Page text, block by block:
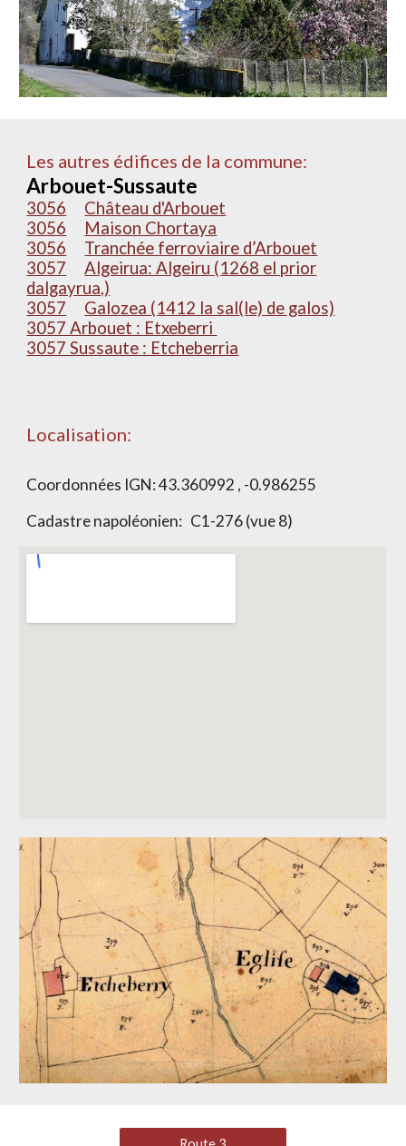
Les autres édifices de la commune:
Arbouet-Sussaute
3056
Château d'Arbouet
3056
Maison Chortaya
3056
Tranchée ferroviaire d’Arbouet
3057
Algeirua: Algeiru (1268 el prior
dalgayrua,)
3057
Galozea (1412 la sal(le) de galos)
3057 Arbouet : Etxeberri
3057 Sussaute : Etcheberria
Localisation:
Coordonnées IGN:43.360992 , -0.986255
Cadastre napoléonien: C1-276 (vue 8)